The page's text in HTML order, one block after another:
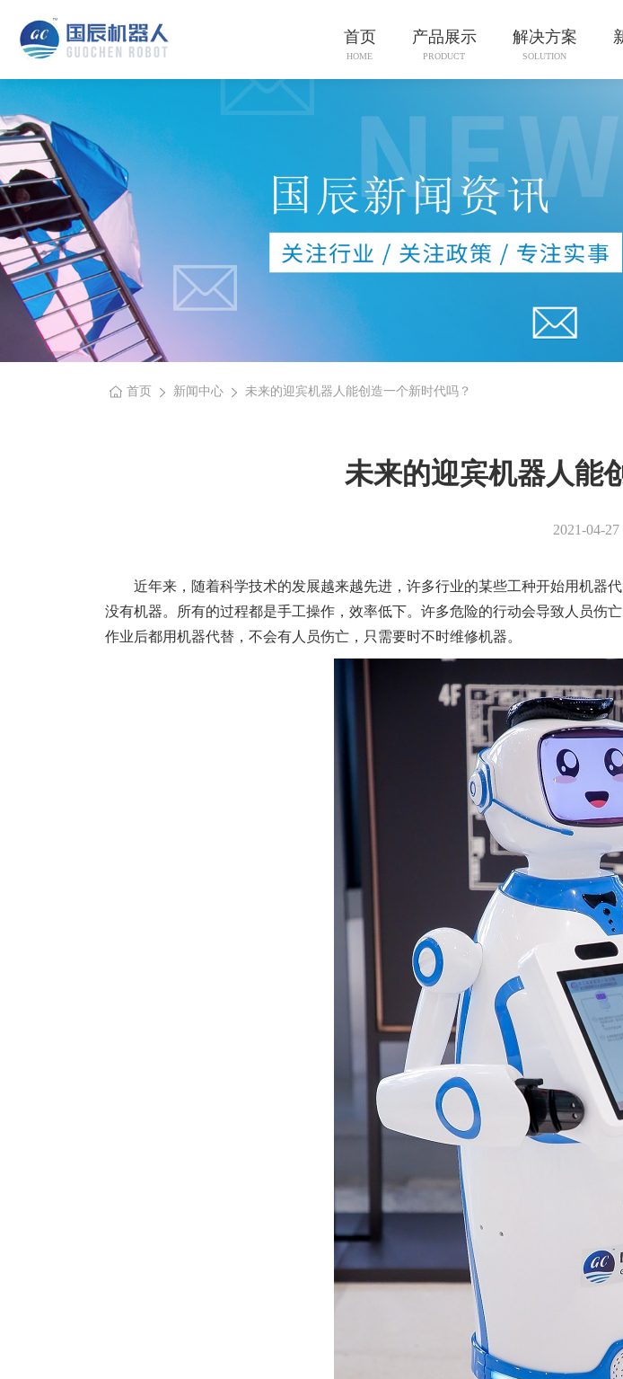
首页
HOME
产品展示
PRODUCT
解决方案
SOLUTION
首页 新闻中心 未来的迎宾机器人能创造一个新时代吗？
未来的迎宾机器人能
2021-04-27
近年来，随着科学技术的发展越来越先进，许多行业的某些工种开始用机器
没有机器。所有的过程都是手工操作，效率低下。许多危险的行动会导致人员伤
作业后都用机器代替，不会有人员伤亡，只需要时不时维修机器。